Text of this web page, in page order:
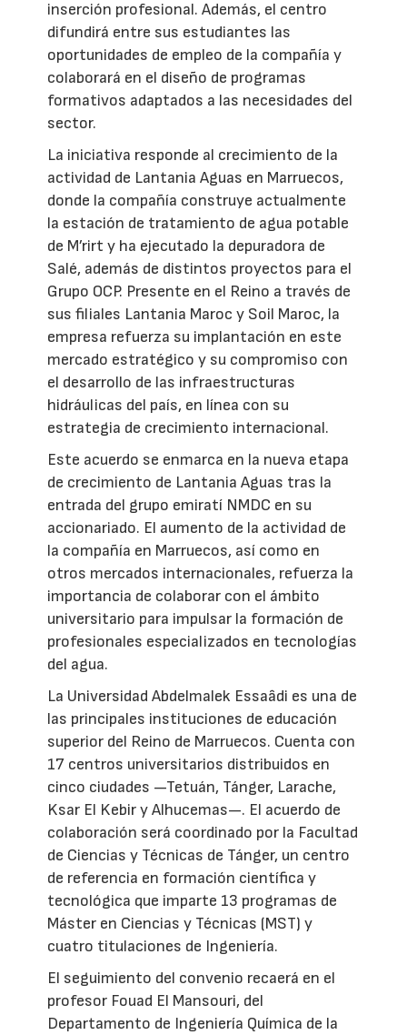
inserción profesional. Además, el centro
difundirá entre sus estudiantes las
oportunidades de empleo de la compañía y
colaborará en el diseño de programas
formativos adaptados a las necesidades del
sector.
La iniciativa responde al crecimiento de la
actividad de Lantania Aguas en Marruecos,
donde la compañía construye actualmente
la estación de tratamiento de agua potable
de M’rirt y ha ejecutado la depuradora de
Salé, además de distintos proyectos para el
Grupo OCP. Presente en el Reino a través de
sus filiales Lantania Maroc y Soil Maroc, la
empresa refuerza su implantación en este
mercado estratégico y su compromiso con
el desarrollo de las infraestructuras
hidráulicas del país, en línea con su
estrategia de crecimiento internacional.
Este acuerdo se enmarca en la nueva etapa
de crecimiento de Lantania Aguas tras la
entrada del grupo emiratí NMDC en su
accionariado. El aumento de la actividad de
la compañía en Marruecos, así como en
otros mercados internacionales, refuerza la
importancia de colaborar con el ámbito
universitario para impulsar la formación de
profesionales especializados en tecnologías
del agua.
La Universidad Abdelmalek Essaâdi es una de
las principales instituciones de educación
superior del Reino de Marruecos. Cuenta con
17 centros universitarios distribuidos en
cinco ciudades —Tetuán, Tánger, Larache,
Ksar El Kebir y Alhucemas—. El acuerdo de
colaboración será coordinado por la Facultad
de Ciencias y Técnicas de Tánger, un centro
de referencia en formación científica y
tecnológica que imparte 13 programas de
Máster en Ciencias y Técnicas (MST) y
cuatro titulaciones de Ingeniería.
El seguimiento del convenio recaerá en el
profesor Fouad El Mansouri, del
Departamento de Ingeniería Química de la